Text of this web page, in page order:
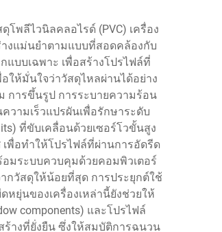
พลีไวนิลคลอไรด์ (PVC) เครื่อง
งแม่นยำตามแบบที่สอดคล้องกับ
บบเฉพาะ เพื่อสร้างโปรไฟล์ที่
ห้มั่นใจว่าวัสดุไหลผ่านได้อย่าง
การขึ้นรูป การระบายความร้อน
ามเร็วแปรผันเพื่อรักษาระดับ
ที่ขับเคลื่อนด้วยเซอร์โวขั้นสูง
พื่อทำให้โปรไฟล์ที่ผ่านการอัดรีด
มระบบควบคุมด้วยคอมพิวเตอร์
กวัสดุให้น้อยที่สุด การประยุกต์ใช้
ยุ่นของเครื่องเหล่านี้ยังช่วยให้
components) และโปรไฟล์
ร้างที่ยั่งยืน ซึ่งให้สมบัติการฉนวน